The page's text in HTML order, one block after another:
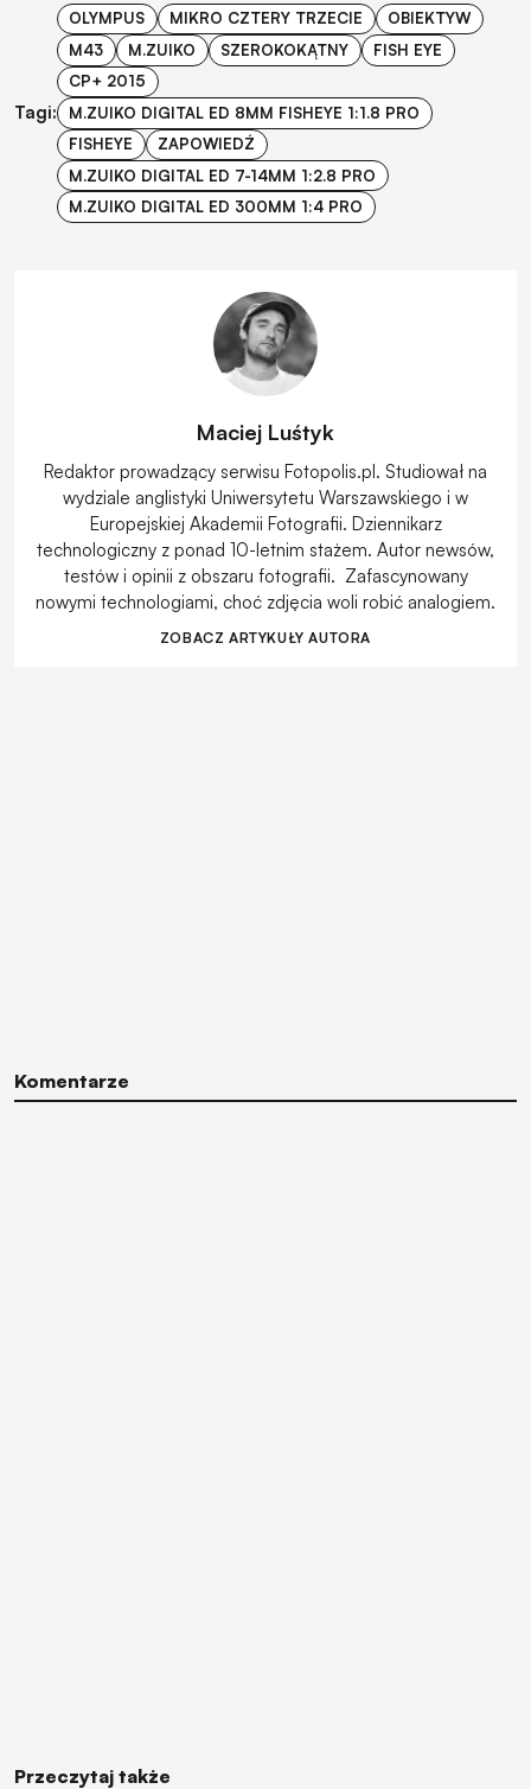
Tagi:
OLYMPUS MIKRO CZTERY TRZECIE
OBIEKTYW
M43
M.ZUIKO SZEROKOKĄTNY
FISH EYE
CP+ 2015
M.ZUIKO DIGITAL ED 8MM FISHEYE 1:1.8 PRO
FISHEYE
ZAPOWIEDŹ
M.ZUIKO DIGITAL ED 7-14MM 1:2.8 PRO
M.ZUIKO DIGITAL ED 300MM 1:4 PRO
Maciej Luśtyk
Redaktor prowadzący serwisu Fotopolis.pl. Studiował na
wydziale anglistyki Uniwersytetu Warszawskiego i w
Europejskiej Akademii Fotografii. Dziennikarz
technologiczny z ponad 10-letnim stażem. Autor newsów,
testów i opinii z obszaru fotografii. Zafascynowany
nowymi technologiami, choć zdjęcia woli robić analogiem.
ZOBACZ ARTYKUŁY AUTORA
Komentarze
Przeczytaj także